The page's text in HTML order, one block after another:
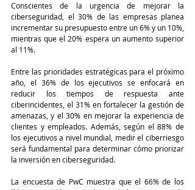
Conscientes de la urgencia de mejorar la
ciberseguridad, el 30% de las empresas planea
incrementar su presupuesto entre un 6% y un 10%,
mientras que el 20% espera un aumento superior
al 11%.
Entre las prioridades estratégicas para el próximo
año, el 36% de los ejecutivos se enfocará en
reducir los tiempos de respuesta ante
ciberincidentes, el 31% en fortalecer la gestión de
amenazas, y el 30% en mejorar la experiencia de
clientes y empleados. Además, según el 88% de
los ejecutivos a nivel mundial, medir el ciberriesgo
será fundamental para determinar cómo priorizar
la inversión en ciberseguridad.
La encuesta de PwC muestra que el 66% de los